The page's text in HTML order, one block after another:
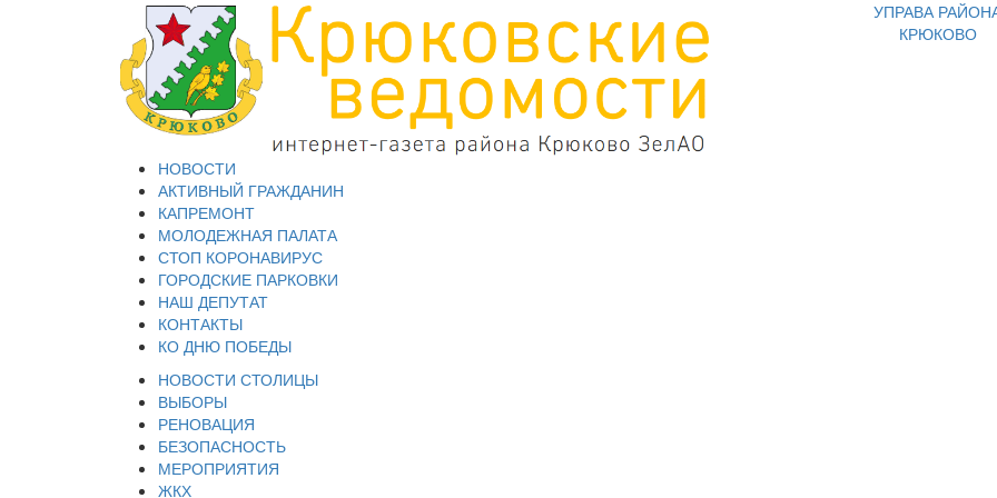
УПРАВА
КРЮКОВО
НОВОСТИ
АКТИВНЫЙ ГРАЖДАНИН
КАПРЕМОНТ
МОЛОДЕЖНАЯ ПАЛАТА
СТОП КОРОНАВИРУС
ГОРОДСКИЕ ПАРКОВКИ
НАШ ДЕПУТАТ
КОНТАКТЫ
КО ДНЮ ПОБЕДЫ
НОВОСТИ СТОЛИЦЫ
ВЫБОРЫ
РЕНОВАЦИЯ
БЕЗОПАСНОСТЬ
МЕРОПРИЯТИЯ
ЖКХ